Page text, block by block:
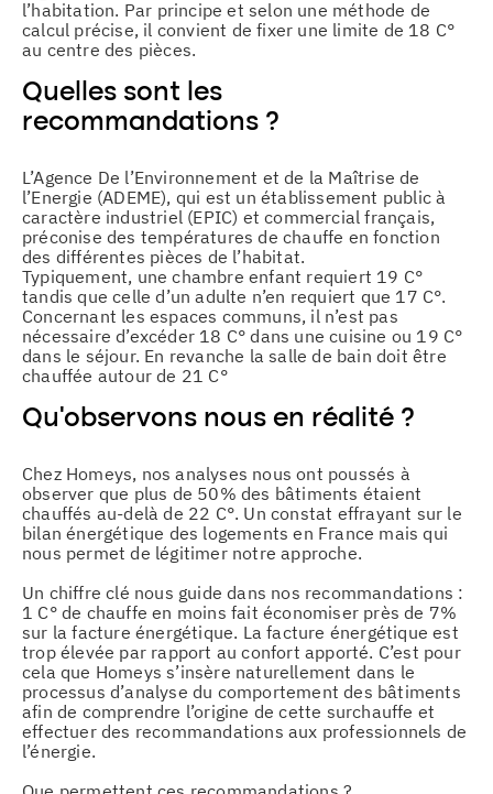
l’habitation. Par principe et selon une méthode de
calcul précise, il convient de fixer une limite de 18 C°
au centre des pièces.
Quelles sont les
recommandations ?
L’Agence De l’Environnement et de la Maîtrise de
l’Energie (ADEME), qui est un établissement public à
caractère industriel (EPIC) et commercial français,
préconise des températures de chauffe en fonction
des différentes pièces de l’habitat.
Typiquement, une chambre enfant requiert 19 C°
tandis que celle d’un adulte n’en requiert que 17 C°.
Concernant les espaces communs, il n’est pas
nécessaire d’excéder 18 C° dans une cuisine ou 19 C°
dans le séjour. En revanche la salle de bain doit être
chauffée autour de 21 C°
Qu’observons nous en réalité ?
Chez Homeys, nos analyses nous ont poussés à
observer que plus de 50% des bâtiments étaient
chauffés au-delà de 22 C°. Un constat effrayant sur le
bilan énergétique des logements en France mais qui
nous permet de légitimer notre approche.
Un chiffre clé nous guide dans nos recommandations :
1 C° de chauffe en moins fait économiser près de 7%
sur la facture énergétique. La facture énergétique est
trop élevée par rapport au confort apporté. C’est pour
cela que Homeys s’insère naturellement dans le
processus d’analyse du comportement des bâtiments
afin de comprendre l’origine de cette surchauffe et
effectuer des recommandations aux professionnels de
l’énergie.